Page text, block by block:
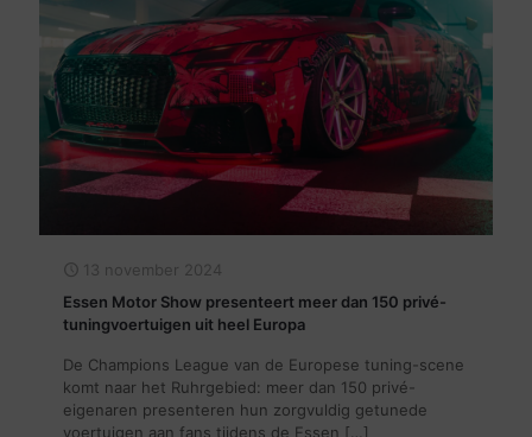
13 november 2024
Essen Motor Show presenteert meer dan 150 privé-
tuningvoertuigen uit heel Europa
De Champions League van de Europese tuning-scene
komt naar het Ruhrgebied: meer dan 150 privé-
eigenaren presenteren hun zorgvuldig getunede
voertuigen aan fans tijdens de Essen […]